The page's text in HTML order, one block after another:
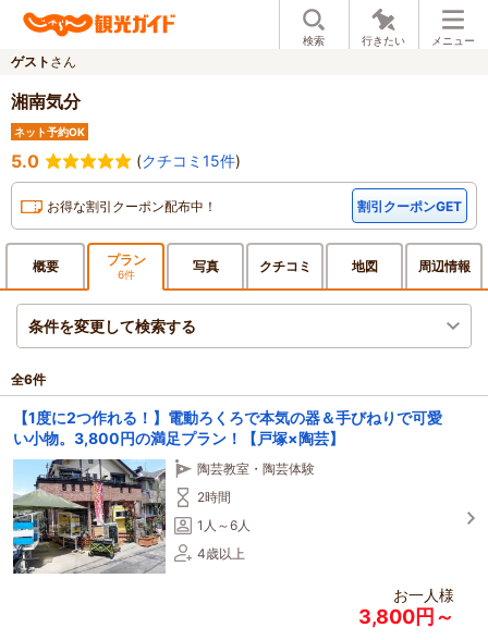
検索 行きたい メニュー
ゲスト さん
湘南気分
ネット予約OK
5.0 (クチコミ15件)
お得な割引クーポン配布中！ 割引クーポンGET
概要 プラン
6件 写真 クチコミ 地図 周辺情報
条件を変更して検索する
全6件
【1度に2つ作れる！】電動ろくろで本気の器＆手びねりで可愛
い小物。3,800円の満足プラン！【戸塚×陶芸】
陶芸教室・陶芸体験
2時間
1人～6人
4歳以上
お一人様
3,800円～